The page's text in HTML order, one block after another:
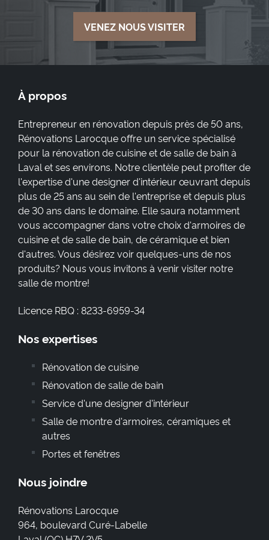
VENEZ NOUS VISITER
À propos
Entrepreneur en rénovation depuis près de 50 ans,
Rénovations Larocque offre un service spécialisé
pour la rénovation de cuisine et de salle de bain à
Laval et ses environs. Notre clientèle peut profiter de
l'expertise d'une designer d'intérieur œuvrant depuis
plus de 25 ans au sein de l'entreprise et depuis plus
de 30 ans dans le domaine. Elle saura notamment
vous accompagner dans votre choix d'armoires de
cuisine et de salle de bain, de céramique et bien
d'autres. Vous désirez voir quelques-uns de nos
produits? Nous vous invitons à venir visiter notre
salle de montre!
Licence RBQ : 8233-6959-34
Nos expertises
Rénovation de cuisine
Rénovation de salle de bain
Service d'une designer d'intérieur
Salle de montre d'armoires, céramiques et
autres
Portes et fenêtres
Nous joindre
Rénovations Larocque
964, boulevard Curé-Labelle